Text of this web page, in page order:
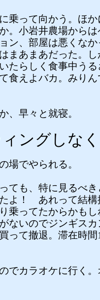
乗って向かう。ほ
。小岩井農場から
ン、部屋は悪くな
まあまあだった。
たらしく食事中う
食えよバカ。みり
、早々と就寝。
ングしな
場でやられる。
ても、特に見るべ
よ！ あれって結構
乗ってたからかも
ないのでジンギス
って撤退。滞在時間
でカラオケに行く